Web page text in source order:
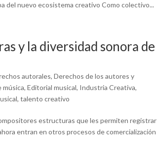
del nuevo ecosistema creativo Como colectivo...
y la diversidad sonora de
autorales,Derechos de los autores y
música,Editorial musical, Industria Creativa,
,talento creativo
estructuras que les permiten registrar
entran en otros procesos de comercialización